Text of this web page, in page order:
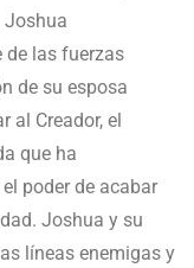
Joshua
de las fuerzas
de su esposa
al Creador, el
que ha
poder de acabar
Joshua y su
líneas enemigas y